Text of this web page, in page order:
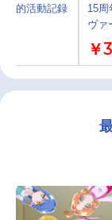
私的活動記録
15周
ヴァ
￥